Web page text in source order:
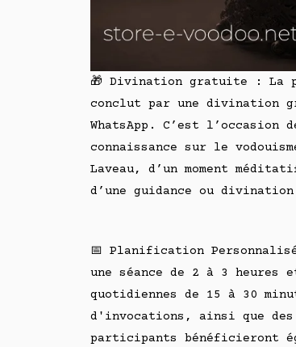
🎁 Divination gratuite : La
conclut par une divination
WhatsApp. C’est
connaissance sur le
Laveau, d’un moment
d’une guidance ou
📅 Planification
une séance de 2 à 3 heures
quotidiennes de 15 à 30
d'invocations, ainsi que des
participants bénéficieront